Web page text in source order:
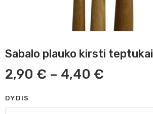
Sabalo plauko kirsti teptukai
2,90 € – 4,40 €
DYDIS